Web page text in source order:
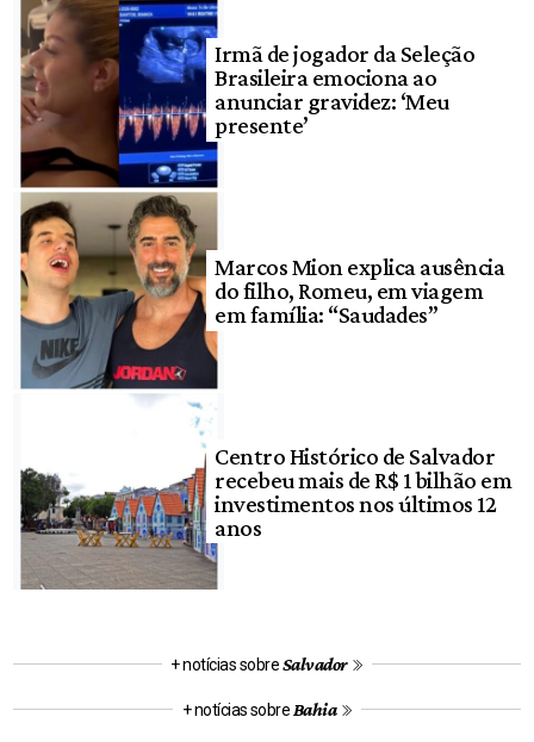
Irmã de jogador da Seleção
Brasileira emociona ao
anunciar gravidez: ‘Meu
presente’
Marcos Mion explica ausência
do filho, Romeu, em viagem
em família: “Saudades”
Centro Histórico de Salvador
recebeu mais de R$ 1 bilhão em
investimentos nos últimos 12
anos
+ notícias sobreSalvador
+ notícias sobre Bahia